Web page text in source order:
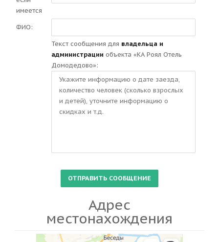
имеется
ФИО:
Текст сообщения для владельца и
администрации объекта «КА Роял Отель
Домодедово»:
Адрес
местонахождения